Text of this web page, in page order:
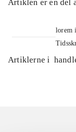
Artiklen er en del
lorem
Artiklerne i